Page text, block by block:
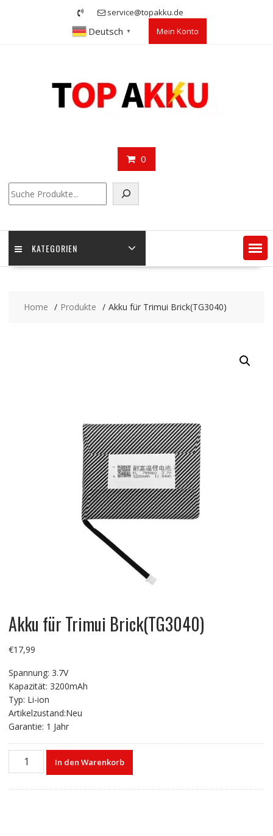
service@topakku.de
Deutsch ▼ Mein Konto
0
KATEGORIEN
Home Produkte Akku für Trimui Brick(TG3040)
Akku für Trimui Brick(TG3040)
€17,99
Spannung: 3.7V
Kapazität: 3200mAh
Typ: Li-ion
Artikelzustand:Neu
Garantie: 1 Jahr
Akku
In den Warenkorb